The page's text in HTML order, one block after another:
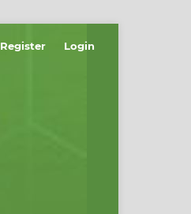
Register Login